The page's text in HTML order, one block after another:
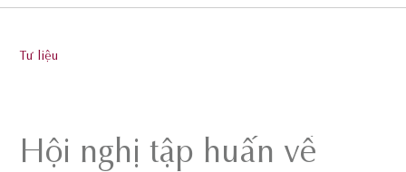
.
Tư liệu
Hội nghị tập huấn về